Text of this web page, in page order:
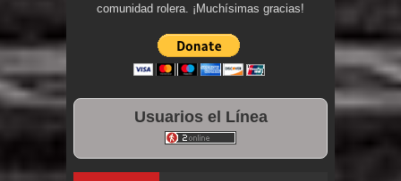
comunidad rolera. ¡Muchísimas gracias!
Usuarios el Línea